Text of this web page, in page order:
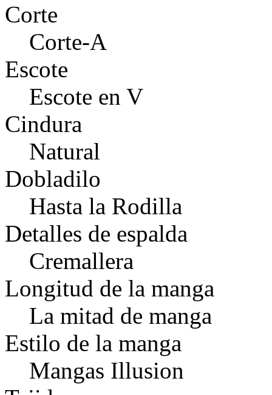
Corte
Corte-A
Escote
Escote en V
Cindura
Natural
Dobladilo
Hasta la Rodilla
Detalles de espalda
Cremallera
Longitud de la manga
La mitad de manga
Estilo de la manga
Mangas Illusion